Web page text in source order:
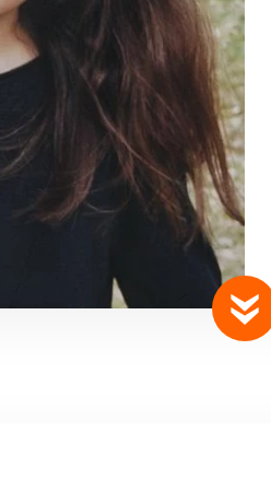
Stipendien
die Welt-Jugend